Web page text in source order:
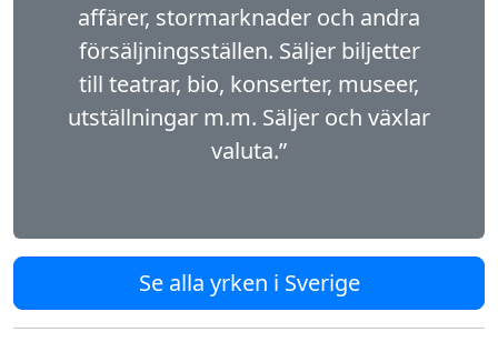
affärer, stormarknader och andra
försäljningsställen. Säljer biljetter
till teatrar, bio, konserter, museer,
utställningar m.m. Säljer och växlar
valuta.”
Se alla yrken i Sverige